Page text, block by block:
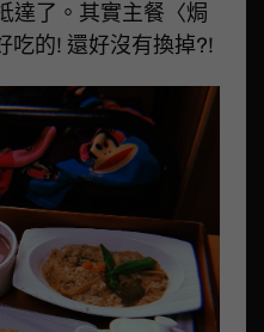
達了。其實主餐〈焗
吃的! 還好沒有換掉?!